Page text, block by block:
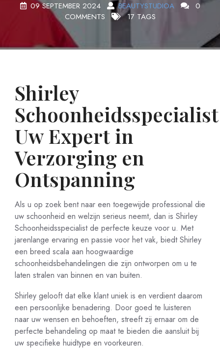
09 SEPTEMBER 2024 BEAUTYSTUDIOA
0
COMMENTS
17 TAGS
Shirley
Uw Expert in
Verzorging en
Ontspanning
Als u op zoek bent naar een toegewijde professional die
uw schoonheid en welzijn serieus neemt, dan is Shirley
Schoonheidsspecialist de perfecte keuze voor u. Met
jarenlange ervaring en passie voor het vak, biedt Shirley
een breed scala aan hoogwaardige
schoonheidsbehandelingen die zijn ontworpen om u te
laten stralen van binnen en van buiten.
Shirley gelooft dat elke klant uniek is en verdient daarom
een persoonlijke benadering. Door goed te luisteren
naar uw wensen en behoeften, streeft zij ernaar om de
perfecte behandeling op maat te bieden die aansluit bij
uw specifieke huidtype en voorkeuren.